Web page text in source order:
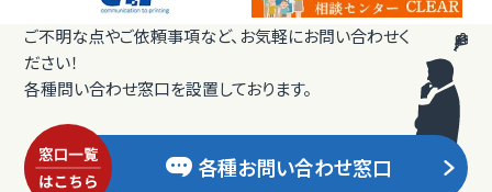
ご不明な点やご依頼事項など、お気軽にお問い合わせく
ださい！
各種問い合わせ窓口を設置しております。
各種お問い合わせ窓口